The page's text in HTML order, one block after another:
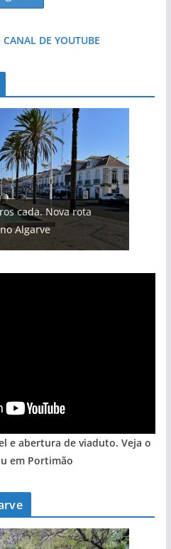
DE YOUTUBE
cada. Nova rota
Algarve
e abertura de viaduto. Veja o
em Portimão